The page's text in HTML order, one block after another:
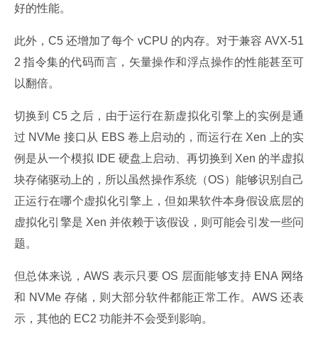
好的性能。
此外，C5 还增加了每个 vCPU 的内存。对于兼容 AVX-51
2 指令集的代码而言，矢量操作和浮点操作的性能甚至可
以翻倍。
切换到 C5 之后，由于运行在新虚拟化引擎上的实例是通
过 NVMe 接口从 EBS 卷上启动的，而运行在 Xen 上的实
例是从一个模拟 IDE 硬盘上启动、再切换到 Xen 的半虚拟
块存储驱动上的，所以虽然操作系统（OS）能够识别自己
正运行在哪个虚拟化引擎上，但如果软件本身假设底层的
虚拟化引擎是 Xen 并依赖于该假设，则可能会引发一些问
题。
但总体来说，AWS 表示只要 OS 层面能够支持 ENA 网络
和 NVMe 存储，则大部分软件都能正常工作。AWS 还表
示，其他的 EC2 功能并不会受到影响。